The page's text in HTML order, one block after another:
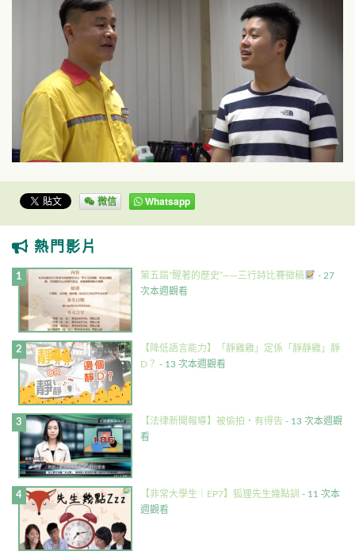
微信 Whatsapp
熱門影片
第五屆”醒著的歷史”——三行詩比賽徵稿
- 27
次本週觀看
【降低語言能力】「靜雞雞」定係「靜靜雞」靜
D？ - 13 次本週觀看
【法律新聞報導】被偷拍・有得告 - 13 次本週觀
看
【非常大學生｜EP7】狐狸先生幾點訓 - 11 次本
週觀看